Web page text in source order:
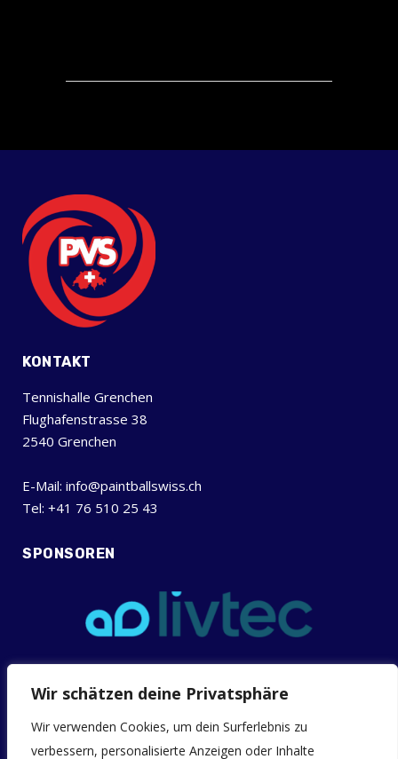
Wir schätzen deine Privatsphäre
Wir verwenden Cookies, um dein Surferlebnis zu
verbessern, personalisierte Anzeigen oder Inhalte
KONTAKT
Tennishalle Grenchen
Flughafenstrasse 38
2540 Grenchen
E-Mail: info@paintballswiss.ch
Tel: +41 76 510 25 43
SPONSOREN
INFOS
Allgemeine Geschäftsbedingungen (AGB)